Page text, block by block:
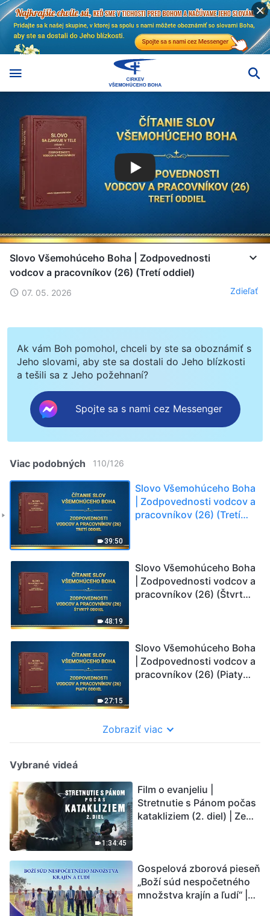
Slovo Všemohúceho Boha | Zodpovednosti
vodcov a pracovníkov (26) (Tretí oddiel)
07. 05. 2026 Zdieľať
Ak vám Boh pomohol, chceli by ste sa oboznámiť s
Jeho slovami, aby ste sa dostali do Jeho blízkosti
a tešili sa z Jeho požehnaní?
Spojte sa s nami cez Messenger
Viac podobných 110/126
39:50
Slovo Všemohúceho Boha
| Zodpovednosti vodcov a
pracovníkov (26) (Tretí
48:19
Slovo Všemohúceho Boha
| Zodpovednosti vodcov a
pracovníkov (26) (Štvrtý
27:15
Slovo Všemohúceho Boha
| Zodpovednosti vodcov a
pracovníkov (26) (Piaty
Zobraziť viac
Vybrané videá
1:34:45
Film o evanjeliu |
Stretnutie s Pánom počas
katakliziem (2. diel) | Zem
Ľudstvu sa začína
odpočítavať čas. Našli ste
spôsob, ako prežiť?
Gospelová zborová pieseň
„Boží súd nespočetného
množstva krajín a ľudí“ |